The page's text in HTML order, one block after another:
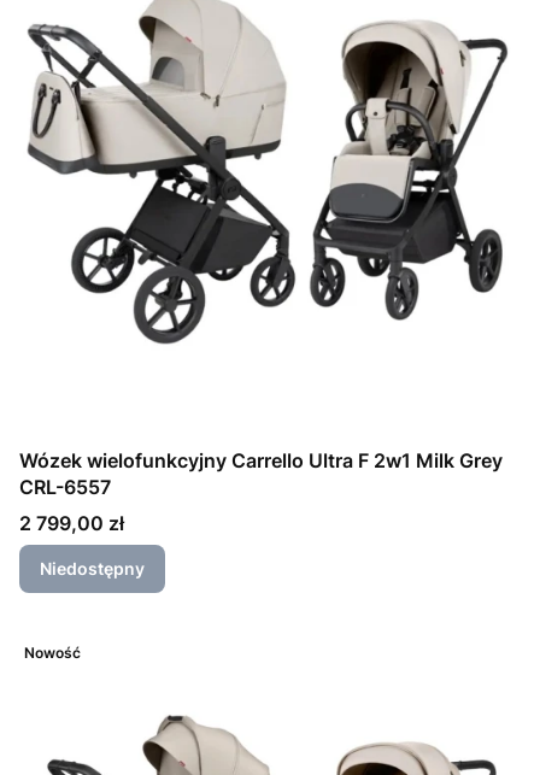
Wózek wielofunkcyjny Carrello Ultra F 2w1 Milk Grey
CRL-6557
Cena
2 799,00 zł
Niedostępny
Nowość